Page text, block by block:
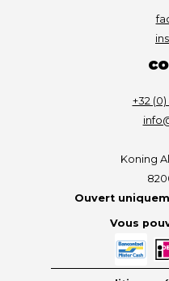
+32 (0)
Koning
Ouvert
Vous